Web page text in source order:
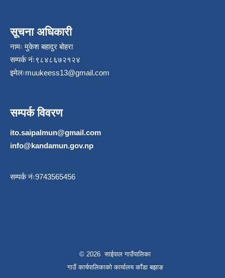
सूचना अधिकारी
नामः मुकेश बहादुर बोहरा
सम्पर्क नंः९८४८६७२१२४
इमेलःmuukeess13@gmail.com
सम्पर्क विवरण
ito.saipalmun@gmail.com
info@kandamun.gov.np
सम्पर्क नंः9743565456
© 2026 साईपाल गाउँपालिका
गाउँ कार्यपालिकाकाे कार्यालय काँडा बझाङ